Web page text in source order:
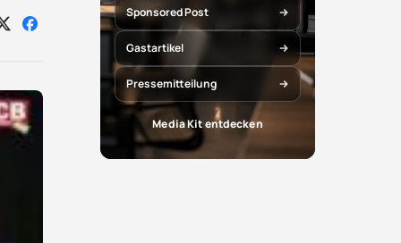
Auf Auf
Sponsored Post
Gastartikel
Pressemitteilung
Media Kit entdecken